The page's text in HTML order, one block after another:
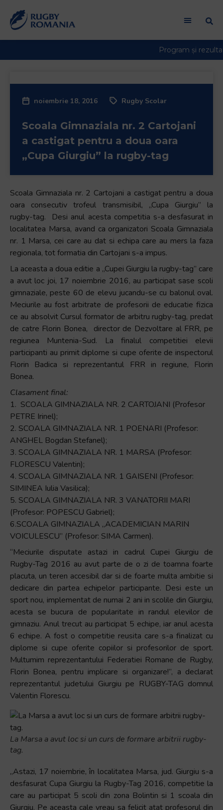
in
Accessibility
reader,
press
"Ctrl
This
shortcut
activates
the
screen
reader
help
you
navigate
and
interact
with
the
content.
noiembrie 18, 2016 Rugby Scolar
Scoala Gimnaziala nr. 2 Cartojani
a castigat pentru a doua oara
„Cupa Giurgiu” la rugby-tag
Scoala Gimnaziala nr. 2 Cartojani a castigat pentru a doua
oara consecutiv trofeul transmisibil, „Cupa Giurgiu” la
rugby-tag. Desi anul acesta competitia s-a desfasurat in
localitatea Marsa, avand ca organizatori Scoala Gimnaziala
nr. 1 Marsa, cei care au dat si echipa care au mers la faza
regionala, tot formatia din Cartojani s-a impus.
La aceasta a doua editie a „Cupei Giurgiu la rugby-tag” care
a avut loc joi, 17 noiembrie 2016, au participat sase scoli
gimnaziale, peste 60 de elevu jucandu-se cu balonul oval.
Meciurile au fost arbitrate de profesorii de educatie fizica
ce au absolvit Cursul formator de arbitru rugby-tag, predat
de catre Florin Bonea, director de Dezvoltare al FRR, pe
regiunea Muntenia-Sud. La finalul competitiei elevii
participanti au primit diplome si cupe oferite de inspectorul
Florin Badica si reprezentantul FRR in regiune, Florin
Bonea.
Clasament final:
1. SCOALA GIMNAZIALA NR. 2 CARTOJANI (Profesor
PETRE Irinel);
2. SCOALA GIMNAZIALA NR. 1 POENARI (Profesor:
ANGHEL Bogdan Stefanel);
3. SCOALA GIMNAZIALA NR. 1 MARSA (Profesor:
FLORESCU Valentin);
4. SCOALA GIMNAZIALA NR. 1 GAISENI (Profesor:
SIMINEA Iulia Vasilica);
5. SCOALA GIMNAZIALA NR. 3 VANATORII MARI
(Profesor: POPESCU Gabriel);
6.SCOALA GIMNAZIALA „ACADEMICIAN MARIN
VOICULESCU” (Profesor: SIMA Carmen).
“Meciurile disputate astazi in cadrul Cupei Giurgiu de
Rugby-Tag 2016 au avut parte de o zi de toamna foarte
placuta, un teren accesibil dar si de foarte multa ambitie si
dedicare din partea echipelor participante. Desi este un
sport nou, implementat de numai 2 ani in scolile din Giurgiu,
acesta se bucura de popularitate in randul elevilor de
gimnaziu. Anul trecut au participat 5 echipe, iar anul acesta
6 echipe. A fost o competitie reusita care s-a finalizat cu
diplome si cupe oferite copiilor si profesorilor de sport.
Multumim reprezentantului Federatiei Romane de Rugby,
Florin Bonea, pentru implicare si organizare!”, a declarat
reprezentantul judetului Giurgiu pe RUGBY-TAG domnul
Valentin Florescu.
La Marsa a avut loc si un curs de formare arbitrii rugby-
tag.
„Astazi, 17 noiembrie, în localitatea Marsa, jud. Giurgiu s-a
desfasurat Cupa Giurgiu la Rugby-Tag 2016, competitie la
care au participat 5 scoli din zona Bolintin si 1 scoala din
Giurgiu. Pe aceasta cale vreau sa felicit atat profesorul din